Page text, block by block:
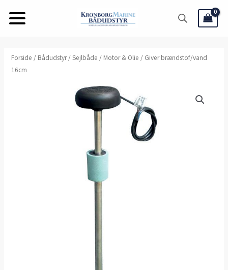
Forside / Bådudstyr/Sejlbåde / Motor & Olie / Giver brændstof/vand
16cm
Giver
brændstof/vand